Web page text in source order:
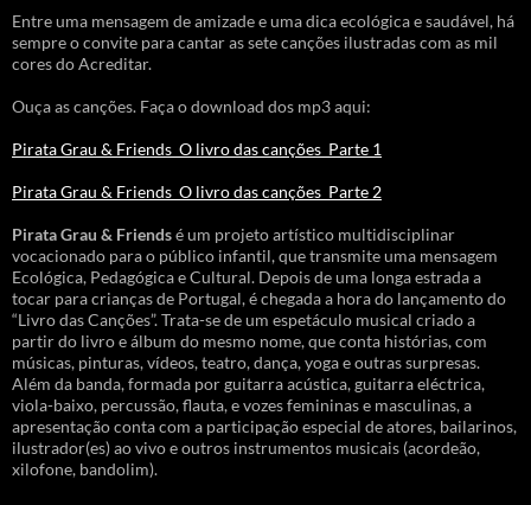
Entre uma mensagem de amizade e uma dica ecológica e saudável, há
sempre o convite para cantar as sete canções ilustradas com as mil
cores do Acreditar.
Ouça as canções. Faça o download dos mp3 aqui:
Pirata Grau & Friends_O livro das canções_Parte 1
Pirata Grau & Friends_O livro das canções_Parte 2
Pirata Grau & Friendsé um projeto artístico multidisciplinar
vocacionado para o público infantil, que transmite uma mensagem
Ecológica, Pedagógica e Cultural. Depois de uma longa estrada a
tocar para crianças de Portugal, é chegada a hora do lançamento do
“Livro das Canções”. Trata-se de um espetáculo musical criado a
partir do livro e álbum do mesmo nome, que conta histórias, com
músicas, pinturas, vídeos, teatro, dança, yoga e outras surpresas.
Além da banda, formada por guitarra acústica, guitarra eléctrica,
viola-baixo, percussão, flauta, e vozes femininas e masculinas, a
apresentação conta com a participação especial de atores, bailarinos,
ilustrador(es) ao vivo e outros instrumentos musicais (acordeão,
xilofone, bandolim).